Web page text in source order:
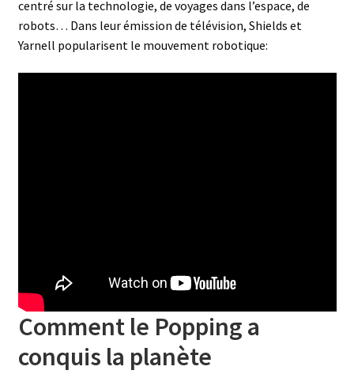
centré sur la technologie, de voyages dans l’espace, de
robots… Dans leur émission de télévision, Shields et
Yarnell popularisent le mouvement robotique:
Comment le Popping a
conquis la planète